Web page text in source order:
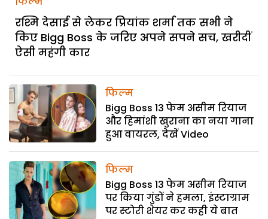
रश्मि देसाई से लेकर प्रियांक शर्मा तक सभी ने
किए Bigg Boss के जरिए अपने सपने सच, खरीदीं
ऐसी महंगी कार
फिल्म
Bigg Boss 13 फेम असीम रियाज
और हिमांशी खुराना का नया गाना
हुआ वायरल, देखें Video
फिल्म
Bigg Boss 13 फेम असीम रियाज
पर किया गुंडों ने हमला, इंस्टाग्राम
पर स्टोरी शेयर कर कही ये बात